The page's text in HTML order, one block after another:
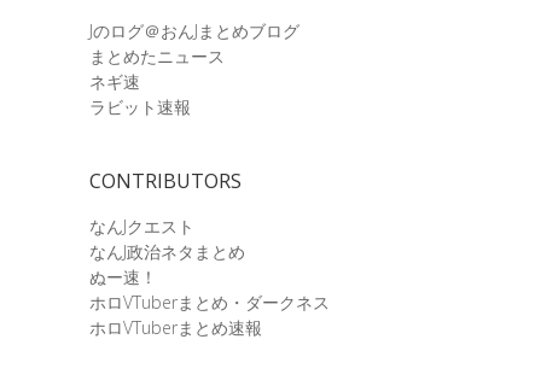
Jのログ＠おんJまとめブログ
まとめたニュース
ネギ速
ラビット速報
CONTRIBUTORS
なんJクエスト
なんJ政治ネタまとめ
ぬー速！
ホロVTuberまとめ・ダークネス
ホロVTuberまとめ速報